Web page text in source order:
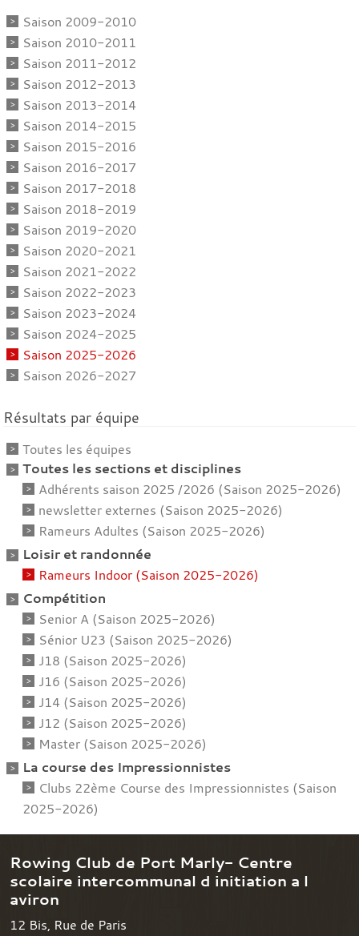
Saison 2009-2010
Saison 2010-2011
Saison 2011-2012
Saison 2012-2013
Saison 2013-2014
Saison 2014-2015
Saison 2015-2016
Saison 2016-2017
Saison 2017-2018
Saison 2018-2019
Saison 2019-2020
Saison 2020-2021
Saison 2021-2022
Saison 2022-2023
Saison 2023-2024
Saison 2024-2025
Saison 2025-2026
Saison 2026-2027
Résultats par équipe
Toutes les équipes
Toutes les sections et disciplines
Adhérents saison 2025 /2026 (Saison 2025-2026)
newsletter externes (Saison 2025-2026)
Rameurs Adultes (Saison 2025-2026)
Loisir et randonnée
Rameurs Indoor (Saison 2025-2026)
Compétition
Senior A (Saison 2025-2026)
Sénior U23 (Saison 2025-2026)
J18 (Saison 2025-2026)
J16 (Saison 2025-2026)
J14 (Saison 2025-2026)
J12 (Saison 2025-2026)
Master (Saison 2025-2026)
La course des Impressionnistes
Clubs 22ème Course des Impressionnistes (Saison
2025-2026)
Rowing Club de Port Marly- Centre
scolaire intercommunal d initiation a l
aviron
12 Bis, Rue de Paris